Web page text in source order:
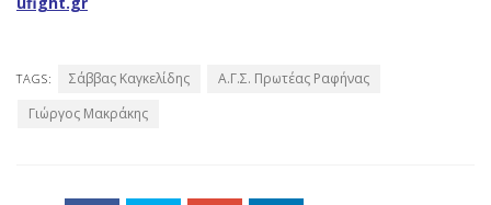
TAGS: Σάββας Καγκελίδης
Α.Γ.Σ. Πρωτέας Ραφήνας
Γιώργος Μακράκης